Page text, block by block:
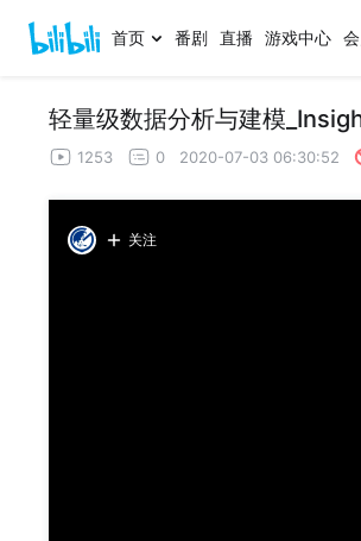
首页 番剧 直播 游戏中心
轻量级数据分析与建模
1253 0 2020-07-03 06:30:52
关注